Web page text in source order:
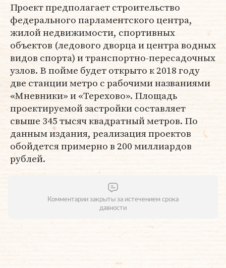
Проект предполагает строительство
федерального парламентского центра,
жилой недвижимости, спортивных
объектов (ледового дворца и центра водных
видов спорта) и транспортно-пересадочных
узлов. В пойме будет открыто к 2018 году
две станции метро с рабочими названиями
«Мневники» и «Терехово». Площадь
проектируемой застройки составляет
свыше 345 тысяч квадратный метров. По
данным издания, реализация проектов
обойдется примерно в 200 миллиардов
рублей.
Комментарии закрыты за истечением срока
давности